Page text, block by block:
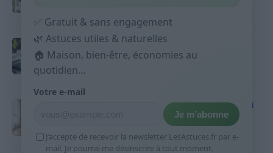
Budget mensuel : méthode rapide pour
répartir son salaire dès le jour de paie
9 avril 2026
Sport 10 minutes par jour est-ce utile et quoi
9 avril 2026
✅ Gratuit & sans engagement
🌿 Astuces utiles & naturelles
🏠 Maison, bien-être, économies au
quotidien...
Votre e-mail
Je m’abonne
J’accepte de recevoir la newsletter LesAstuces.fr par e-
mail. Je pourrai me désinscrire à tout moment.